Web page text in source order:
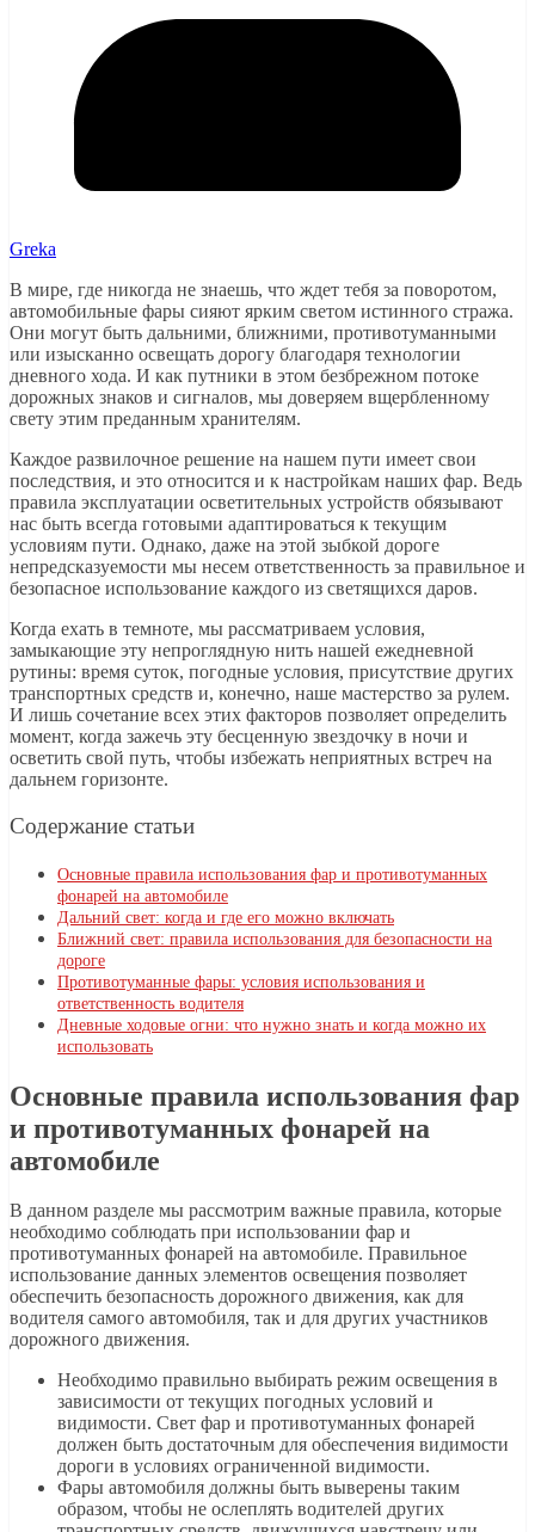
Greka
В мире, где никогда не знаешь, что ждет тебя за поворотом,
автомобильные фары сияют ярким светом истинного стража.
Они могут быть дальними, ближними, противотуманными
или изысканно освещать дорогу благодаря технологии
дневного хода. И как путники в этом безбрежном потоке
дорожных знаков и сигналов, мы доверяем вщербленному
свету этим преданным хранителям.
Каждое развилочное решение на нашем пути имеет свои
последствия, и это относится и к настройкам наших фар. Ведь
правила эксплуатации осветительных устройств обязывают
нас быть всегда готовыми адаптироваться к текущим
условиям пути. Однако, даже на этой зыбкой дороге
непредсказуемости мы несем ответственность за правильное и
безопасное использование каждого из светящихся даров.
Когда ехать в темноте, мы рассматриваем условия,
замыкающие эту непроглядную нить нашей ежедневной
рутины: время суток, погодные условия, присутствие других
транспортных средств и, конечно, наше мастерство за рулем.
И лишь сочетание всех этих факторов позволяет определить
момент, когда зажечь эту бесценную звездочку в ночи и
осветить свой путь, чтобы избежать неприятных встреч на
дальнем горизонте.
Содержание статьи
Основные правила использования фар и противотуманных
фонарей на автомобиле
Дальний свет: когда и где его можно включать
Ближний свет: правила использования для безопасности на
дороге
Противотуманные фары: условия использования и
ответственность водителя
Дневные ходовые огни: что нужно знать и когда можно их
использовать
Основные правила использования фар
и противотуманных фонарей на
автомобиле
В данном разделе мы рассмотрим важные правила, которые
необходимо соблюдать при использовании фар и
противотуманных фонарей на автомобиле. Правильное
использование данных элементов освещения позволяет
обеспечить безопасность дорожного движения, как для
водителя самого автомобиля, так и для других участников
дорожного движения.
Необходимо правильно выбирать режим освещения в
зависимости от текущих погодных условий и
видимости. Свет фар и противотуманных фонарей
должен быть достаточным для обеспечения видимости
дороги в условиях ограниченной видимости.
Фары автомобиля должны быть выверены таким
образом, чтобы не ослеплять водителей других